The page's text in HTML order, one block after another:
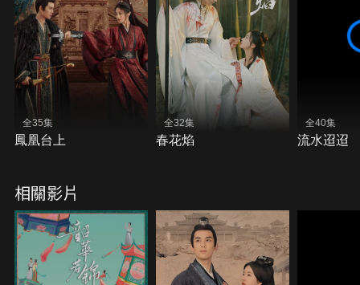
全35集
鳳凰台上
全32集
春花焰
全40集
流水迢迢
相關影片